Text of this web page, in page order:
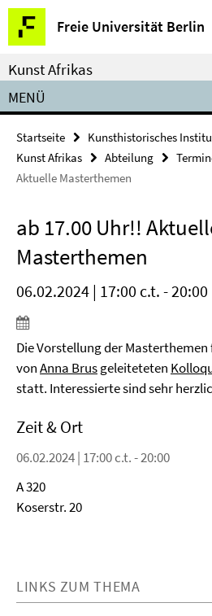
Springe
direkt
zu
Inhalt
Freie Universität Berlin
Service-
Navigation
Kunst Afrikas
MENÜ
Startseite Kunsthistorisches
Kunst Afrikas
Abteilung
Aktuelle Masterthemen
ab 17.00 Uhr!!
Masterthemen
06.02.2024 | 17:00 c.t. - 20:00
Die Vorstellung der
vonAnna Brusgeleiteteten
statt. Interessierte sind sehr
Zeit & Ort
06.02.2024 | 17:00 c.t. - 20:00
A 320
Koserstr. 20
LINKS ZUM THEMA